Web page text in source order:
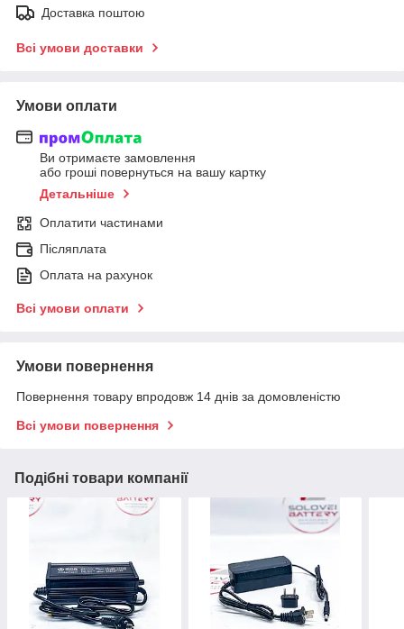
Доставка поштою
Всі умови доставки
Умови оплати
Ви отримаєте замовлення
або гроші повернуться на вашу картку
Детальніше
Оплатити частинами
Післяплата
Оплата на рахунок
Всі умови оплати
Умови повернення
Повернення товару впродовж 14 днів за домовленістю
Всі умови повернення
Подібні товари компанії